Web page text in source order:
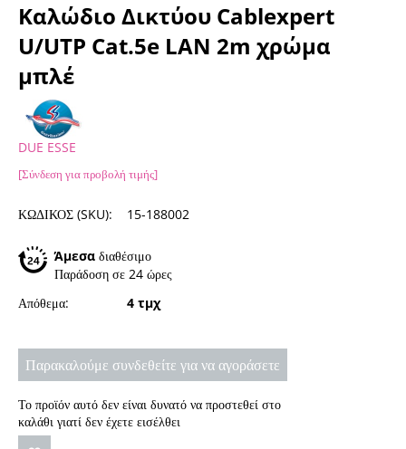
Καλώδιο Δικτύου Cablexpert
U/UTP Cat.5e LAN 2m χρώμα
μπλέ
DUE ESSE
[Σύνδεση για προβολή τιμής]
ΚΩΔΙΚΟΣ (SKU): 15-188002
Άμεσα διαθέσιμο
Παράδοση σε 24 ώρες
Απόθεμα:
4 τμχ
Παρακαλούμε συνδεθείτε για να αγοράσετε
Το προϊόν αυτό δεν είναι δυνατό να προστεθεί στο
καλάθι γιατί δεν έχετε εισέλθει